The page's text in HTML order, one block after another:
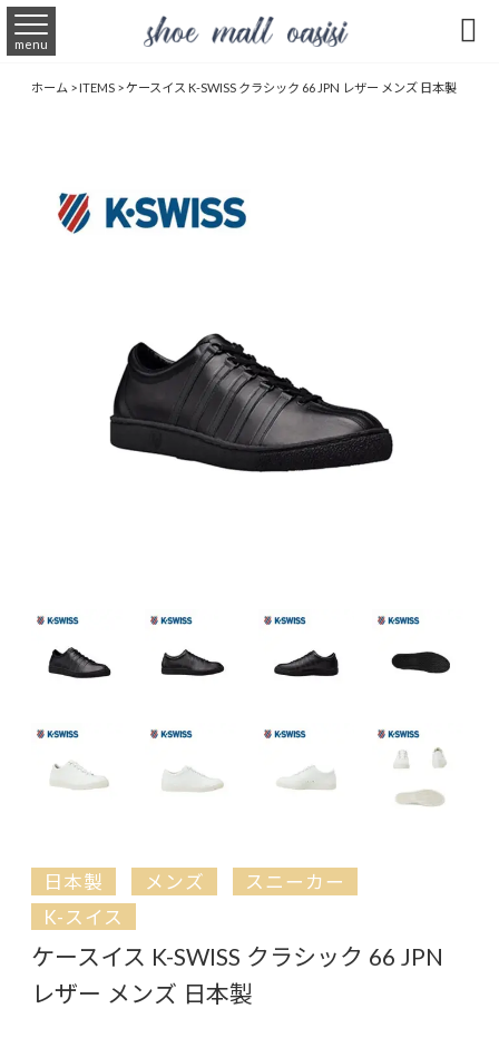
menu 
ホーム>ITEMS>ケースイス K-SWISS クラシック 66 JPN レザー メンズ 日本製
日本製 メンズ
スニーカー
K-スイス
ケースイス K-SWISS クラシック 66 JPN
レザー メンズ 日本製